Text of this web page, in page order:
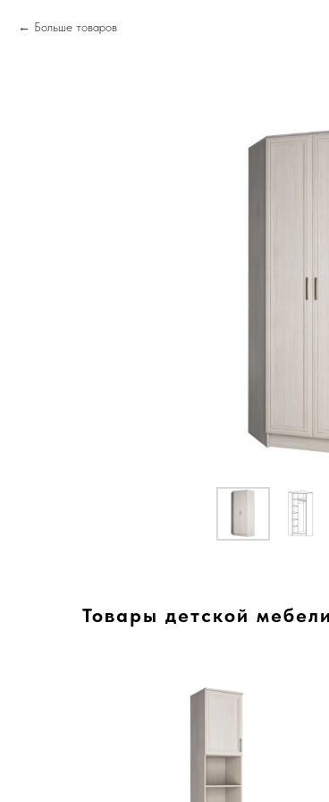
Больше товаров
Товары детской